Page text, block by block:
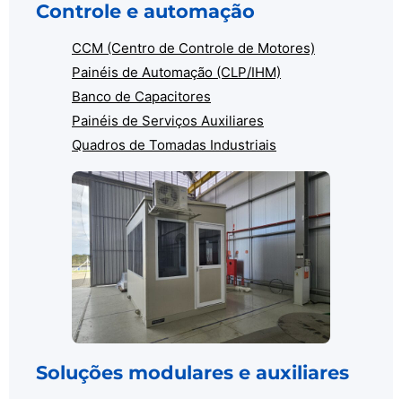
Controle e automação
CCM (Centro de Controle de Motores)
Painéis de Automação (CLP/IHM)
Banco de Capacitores
Painéis de Serviços Auxiliares
Quadros de Tomadas Industriais
Soluções modulares e auxiliares